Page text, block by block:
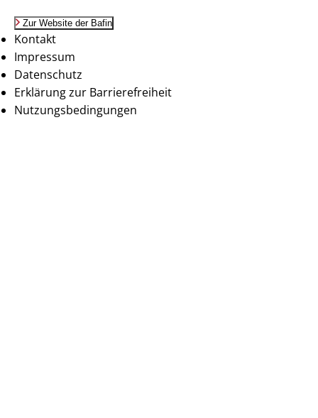
Zur Website der Bafin
Kontakt
Impressum
Datenschutz
Erklärung zur Barrierefreiheit
Nutzungsbedingungen